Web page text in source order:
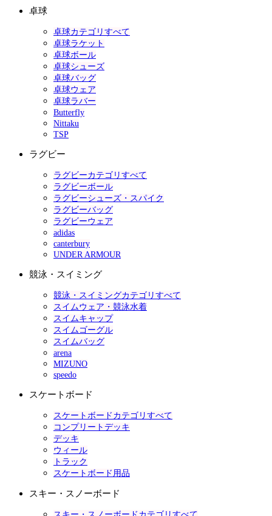
卓球
卓球カテゴリすべて
卓球ラケット
卓球ボール
卓球シューズ
卓球バッグ
卓球ウェア
卓球ラバー
Butterfly
Nittaku
TSP
ラグビー
ラグビーカテゴリすべて
ラグビーボール
ラグビーシューズ・スパイク
ラグビーバッグ
ラグビーウェア
adidas
canterbury
UNDER ARMOUR
競泳・スイミング
競泳・スイミングカテゴリすべて
スイムウェア・競泳水着
スイムキャップ
スイムゴーグル
スイムバッグ
arena
MIZUNO
speedo
スケートボード
スケートボードカテゴリすべて
コンプリートデッキ
デッキ
ウィール
トラック
スケートボード用品
スキー・スノーボード